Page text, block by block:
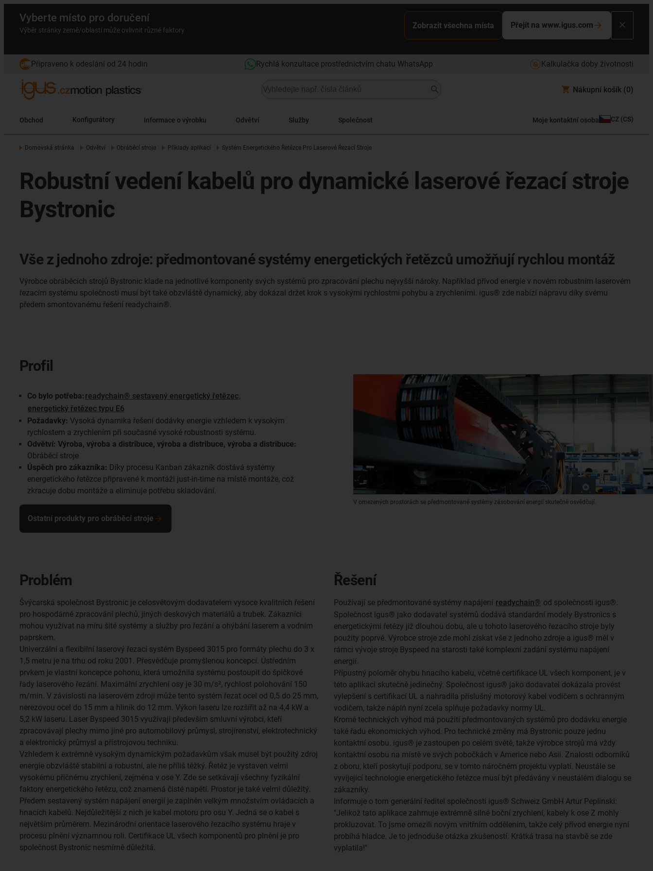
Vyberte místo pro doručení
Výběr stránky země/oblasti může ovlivnit různé faktory
Zobrazit všechna místa Přejít na www.igus.com
Připraveno k odeslání od 24 hodin Rychlá konzultace prostřednictvím chatu WhatsApp Kalkulačka doby životnosti
Nákupní košík (0)
Obchod Konfigurátory Informace o výrobku Odvětví Služby Společnost Moje kontaktní osoba CZ (CS)
Domovská stránka Odvětví Obráběcí stroje Příklady aplikací Systém Energetického Řetězce Pro Laserové Řezací Stroje
Robustní vedení kabelů pro dynamické laserové řezací stroje
Bystronic
Vše z jednoho zdroje: předmontované systémy energetických řetězců umožňují rychlou montáž
Výrobce obráběcích strojů Bystronic klade na jednotlivé komponenty svých systémů pro zpracování plechu nejvyšší nároky. Například přívod energie v novém robustním laserovém
řezacím systému společnosti musí být také obzvláště dynamický, aby dokázal držet krok s vysokými rychlostmi pohybu a zrychleními. igus® zde nabízí nápravu díky svému
předem smontovanému řešení readychain®.
Profil
Co bylo potřeba: readychain® sestavený energetický řetězec,
energetický řetězec typu E6
Požadavky: Vysoká dynamika řešení dodávky energie vzhledem k vysokým
rychlostem a zrychlením při současné vysoké robustnosti systému.
Odvětví: Výroba, výroba a distribuce, výroba a distribuce, výroba a distribuce:
Obráběcí stroje
Úspěch pro zákazníka: Díky procesu Kanban zákazník dostává systémy
energetického řetězce připravené k montáži just-in-time na místě montáže, což
zkracuje dobu montáže a eliminuje potřebu skladování.
Ostatní produkty pro obráběcí stroje
V omezených prostorách se předmontované systémy zásobování energií skutečně osvědčují.
Problém
Švýcarská společnost Bystronic je celosvětovým dodavatelem vysoce kvalitních řešení
pro hospodárné zpracování plechů, jiných deskových materiálů a trubek. Zákazníci
mohou využívat na míru šité systémy a služby pro řezání a ohýbání laserem a vodním
paprskem.
Univerzální a flexibilní laserový řezací systém Byspeed 3015 pro formáty plechu do 3 x
1,5 metru je na trhu od roku 2001. Přesvědčuje promyšlenou koncepcí. Ústředním
prvkem je vlastní koncepce pohonu, která umožnila systému postoupit do špičkové
řady laserového řezání. Maximální zrychlení osy je 30 m/s², rychlost polohování 150
m/min. V závislosti na laserovém zdroji může tento systém řezat ocel od 0,5 do 25 mm,
nerezovou ocel do 15 mm a hliník do 12 mm. Výkon laseru lze rozšířit až na 4,4 kW a
5,2 kW laseru. Laser Byspeed 3015 využívají především smluvní výrobci, kteří
zpracovávají plechy mimo jiné pro automobilový průmysl, strojírenství, elektrotechnický
a elektronický průmysl a přístrojovou techniku.
Vzhledem k extrémně vysokým dynamickým požadavkům však musel být použitý zdroj
energie obzvláště stabilní a robustní, ale ne příliš těžký. Řetěz je vystaven velmi
vysokému příčnému zrychlení, zejména v ose Y. Zde se setkávají všechny fyzikální
faktory energetického řetězu, což znamená čisté napětí. Prostor je také velmi důležitý.
Předem sestavený systém napájení energií je zaplněn velkým množstvím ovládacích a
hnacích kabelů. Nejdůležitější z nich je kabel motoru pro osu Y. Jedná se o kabel s
největším průměrem. Mezinárodní orientace laserového řezacího systému hraje v
procesu plnění významnou roli. Certifikace UL všech komponentů pro plnění je pro
společnost Bystronic nesmírně důležitá.
Řešení
Používají se předmontované systémy napájení readychain® od společnosti igus®.
Společnost igus® jako dodavatel systémů dodává standardní modely Bystronics s
energetickými řetězy již dlouhou dobu, ale u tohoto laserového řezacího stroje byly
použity poprvé. Výrobce stroje zde mohl získat vše z jednoho zdroje a igus® měl v
rámci vývoje stroje Byspeed na starosti také komplexní zadání systému napájení
energií.
Přípustný poloměr ohybu hnacího kabelu, včetně certifikace UL všech komponent, je v
této aplikaci skutečně jedinečný. Společnost igus® jako dodavatel dokázala provést
vylepšení s certifikací UL a nahradila příslušný motorový kabel vodičem s ochranným
vodičem, takže náplň nyní zcela splňuje požadavky normy UL.
Kromě technických výhod má použití předmontovaných systémů pro dodávku energie
také řadu ekonomických výhod. Pro technické změny má Bystronic pouze jednu
kontaktní osobu. igus® je zastoupen po celém světě, takže výrobce strojů má vždy
kontaktní osobu na místě ve svých pobočkách v Americe nebo Asii. Znalosti odborníků
z oboru, kteří poskytují podporu, se v tomto náročném projektu vyplatí. Neustále se
vyvíjející technologie energetického řetězce musí být předávány v neustálém dialogu se
zákazníky.
Informuje o tom generální ředitel společnosti igus® Schweiz GmbH Artur Peplinski:
"Jelikož tato aplikace zahrnuje extrémně silné boční zrychlení, kabely k ose Z mohly
prokluzovat. To jsme omezili novým vnitřním oddělením, takže celý přívod energie nyní
probíhá hladce. Je to jednoduše otázka zkušeností. Krátká trasa na stavbě se zde
vyplatila!"